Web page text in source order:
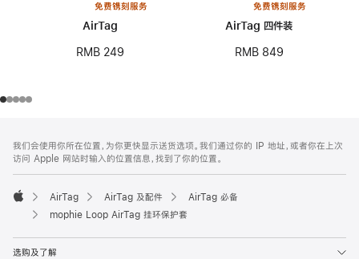
免费镌刻服务
AirTag
RMB 249
免费镌刻服务
AirTag 四件装
RMB 849
页
页
脚
注
我们会使用你所在位置，为你更快显示送货选项。我们通过你的 IP 地址，或者你在上次
访问 Apple 网站时输入的位置信息，找到了你的位置。
Apple
AirTag AirTag 及配件
AirTag 必备
mophie Loop AirTag 挂环保护套
选购及了解